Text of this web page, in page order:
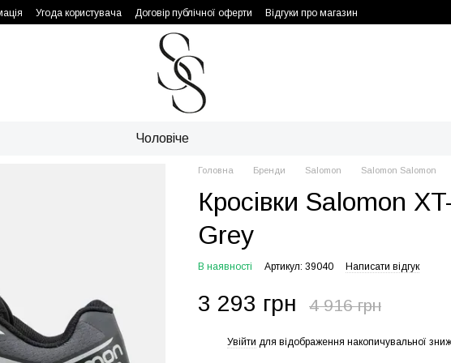
Угода користувача Договір публічної оферти Відгуки про магазин
Чоловіче
Головна Бренди Salomon Salomon Salomon
Кросівки Salomon
Grey
В наявності Артикул: 39040 Написати відгук
3 293 грн 4 916 грн
Увійти для відображення накопичувальної